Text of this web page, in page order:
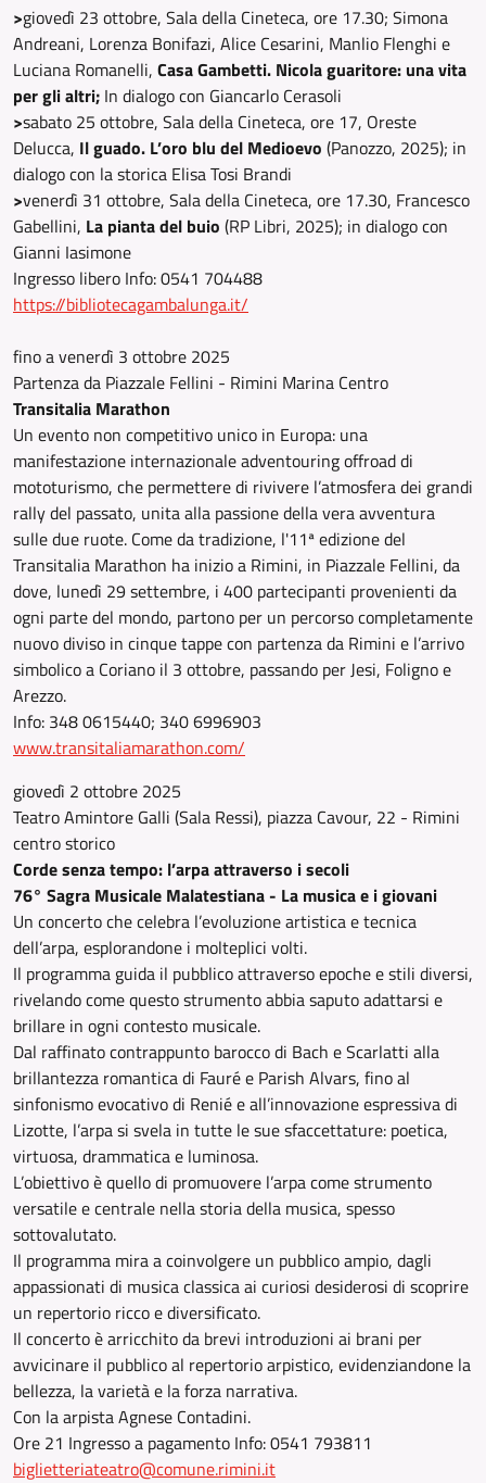
>giovedì 23 ottobre, Sala della Cineteca, ore 17.30; Simona
Andreani, Lorenza Bonifazi, Alice Cesarini, Manlio Flenghi e
Luciana Romanelli, Casa Gambetti. Nicola guaritore: una vita
per gli altri; In dialogo con Giancarlo Cerasoli
>sabato 25 ottobre, Sala della Cineteca, ore 17, Oreste
Delucca, Il guado. L’oro blu del Medioevo (Panozzo, 2025); in
dialogo con la storica Elisa Tosi Brandi
>venerdì 31 ottobre, Sala della Cineteca, ore 17.30, Francesco
Gabellini, La pianta del buio (RP Libri, 2025); in dialogo con
Gianni Iasimone
Ingresso libero Info: 0541 704488
https://bibliotecagambalunga.it/
fino a venerdì 3 ottobre 2025
Partenza da Piazzale Fellini - Rimini Marina Centro
Transitalia Marathon
Un evento non competitivo unico in Europa: una
manifestazione internazionale adventouring offroad di
mototurismo, che permettere di rivivere l’atmosfera dei grandi
rally del passato, unita alla passione della vera avventura
sulle due ruote. Come da tradizione, l'11ª edizione del
Transitalia Marathon ha inizio a Rimini, in Piazzale Fellini, da
dove, lunedì 29 settembre, i 400 partecipanti provenienti da
ogni parte del mondo, partono per un percorso completamente
nuovo diviso in cinque tappe con partenza da Rimini e l’arrivo
simbolico a Coriano il 3 ottobre, passando per Jesi, Foligno e
Arezzo.
Info: 348 0615440; 340 6996903
www.transitaliamarathon.com/
giovedì 2 ottobre 2025
Teatro Amintore Galli (Sala Ressi), piazza Cavour, 22 - Rimini
centro storico
Corde senza tempo: l’arpa attraverso i secoli
76° Sagra Musicale Malatestiana - La musica e i giovani
Un concerto che celebra l’evoluzione artistica e tecnica
dell’arpa, esplorandone i molteplici volti.
Il programma guida il pubblico attraverso epoche e stili diversi,
rivelando come questo strumento abbia saputo adattarsi e
brillare in ogni contesto musicale.
Dal raffinato contrappunto barocco di Bach e Scarlatti alla
brillantezza romantica di Fauré e Parish Alvars, fino al
sinfonismo evocativo di Renié e all’innovazione espressiva di
Lizotte, l’arpa si svela in tutte le sue sfaccettature: poetica,
virtuosa, drammatica e luminosa.
L’obiettivo è quello di promuovere l’arpa come strumento
versatile e centrale nella storia della musica, spesso
sottovalutato.
Il programma mira a coinvolgere un pubblico ampio, dagli
appassionati di musica classica ai curiosi desiderosi di scoprire
un repertorio ricco e diversificato.
Il concerto è arricchito da brevi introduzioni ai brani per
avvicinare il pubblico al repertorio arpistico, evidenziandone la
bellezza, la varietà e la forza narrativa.
Con la arpista Agnese Contadini.
Ore 21 Ingresso a pagamento Info: 0541 793811
biglietteriateatro@comune.rimini.it